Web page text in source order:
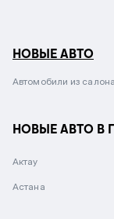
НОВЫЕ АВТО
Автомобили из
НОВЫЕ АВТО В
Актау
Астана